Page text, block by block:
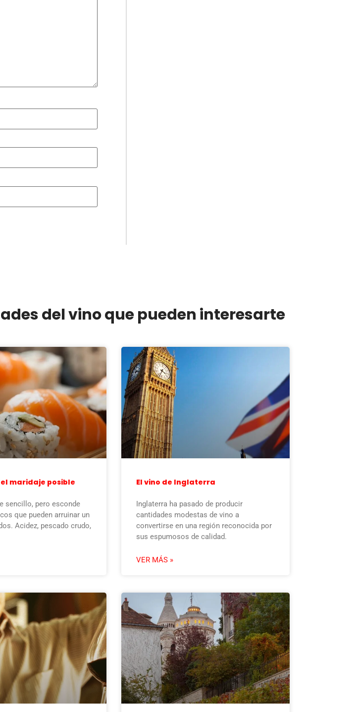
del vino que pueden interesarte
el maridaje posible
sencillo, pero esconde
que pueden arruinar un
Acidez, pescado crudo,
El vino de Inglaterra
Inglaterra ha pasado de producir
cantidades modestas de vino a
convertirse en una región reconocida por
sus espumosos de calidad.
VER MÁS »